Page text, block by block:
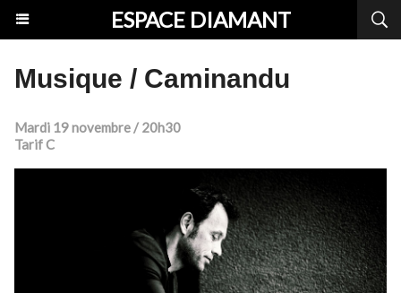
ESPACE DIAMANT
Musique / Caminandu
Mardi 19 novembre / 20h30
Tarif C